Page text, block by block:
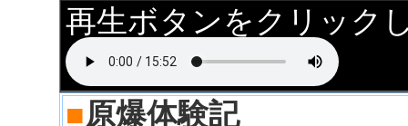
再生ボタンをクリック
■原爆体験記